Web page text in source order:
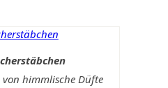
himmlische Düfte